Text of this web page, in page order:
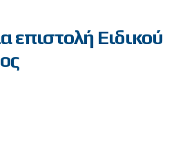
επιστολή Ειδικού